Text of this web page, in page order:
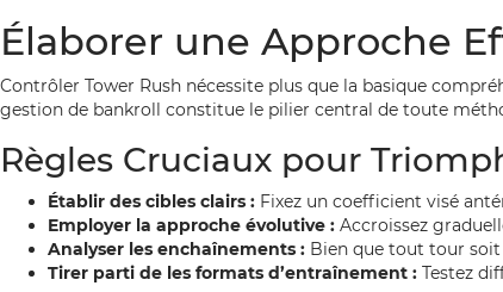
Élaborer une Approche
Contrôler Tower Rush nécessite plus que la basique
gestion de bankroll constitue le pilier central de toute
Règles Cruciaux pour
Établir des cibles clairs : Fixez un coefficient visé
Employer la approche évolutive : Accroissez
Analyser les enchaînements : Bien que tout tour
Tirer parti de les formats d’entraînement : Testez